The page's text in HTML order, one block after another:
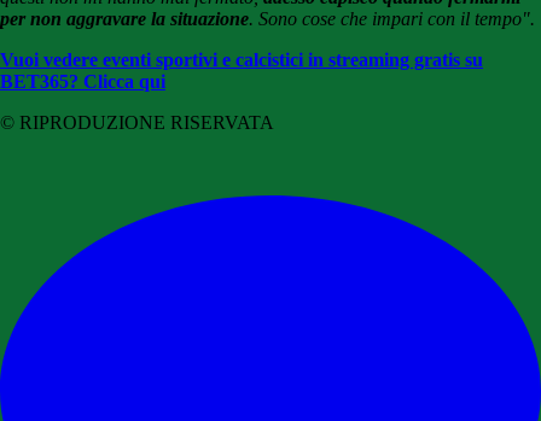
per non aggravare la situazione. Sono cose che impari con il tempo".
Vuoi vedere eventi sportivi e calcistici in streaming gratis su
BET365? Clicca qui
© RIPRODUZIONE RISERVATA